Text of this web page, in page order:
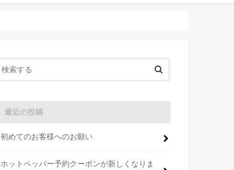
最近の投稿
初めてのお客様へのお願い
ホットペッパー予約クーポンが新しくなりま